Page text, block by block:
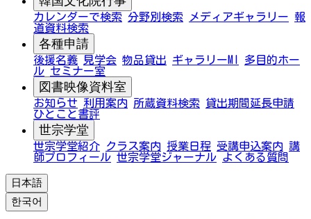
カレンダーで検索 分野別検索 メディアギャラリー 報
道資料検索
各種申請
後援名義 見学会 物品貸出 ギャラリーMI
多目的ホー
ル セミナー室
図書映像資料室
お知らせ 利用案内 所蔵資料検索
貸出期間延長申請
ひとこと書評
世宗学堂
世宗学堂紹介 クラス案内 授業日程 受講申込案内 講
師プロフィール 世宗学堂ジャーナル よくある質問
日本語
한국어